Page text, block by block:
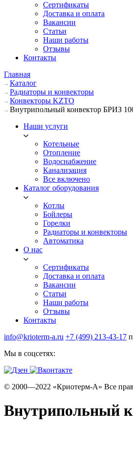
Сертификаты
Доставка и оплата
Вакансии
Статьи
Наши работы
Отзывы
Контакты
Главная
Каталог
Радиаторы и конвекторы
Конвекторы KZTO
Внутрипольный конвектор БРИЗ
Наши услуги
Котельные
Отопление
Водоснабжение
Канализация
Все включено
Каталог оборудования
Котлы
Бойлеры
Горелки
Радиаторы и конвекторы
Автоматика
О нас
Сертификаты
Доставка и оплата
Вакансии
Статьи
Наши работы
Отзывы
Контакты
info@krioterm-a.ru +7 (499) 213-43-17
Мы в соцсетях:
© 2000—2022 «Криотерм-А» Все
Внутрипольный